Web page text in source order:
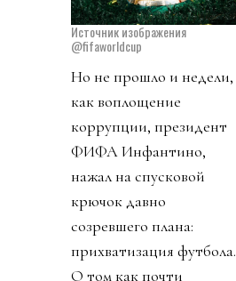
Источник изображения
@fifaworldcup
Но не прошло и недели,
как воплощение
коррупции, президент
ФИФА Инфантино,
нажал на спусковой
крючок давно
созревшего плана:
прихватизация футбола.
О том как почти